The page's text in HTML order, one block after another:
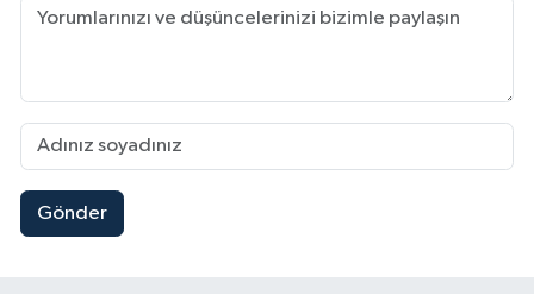
Gönder
19:49 |Mersin'de Tatil Kabusu! Kahramanmaraşlı